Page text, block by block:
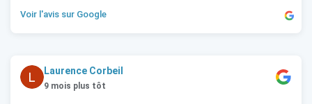
Voir l'avis sur Google
Laurence Corbeil
9 mois plus tôt